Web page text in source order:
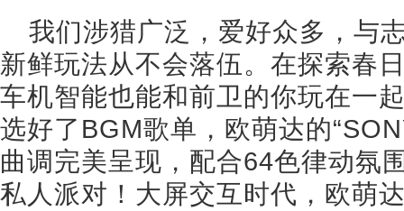
我们涉猎广泛，爱好众多，与
新鲜玩法从不会落伍。在探索春
车机智能也能和前卫的你玩在一
选好了BGM歌单，欧萌达的
曲调完美呈现，配合64色律动氛
私人派对！大屏交互时代，欧萌